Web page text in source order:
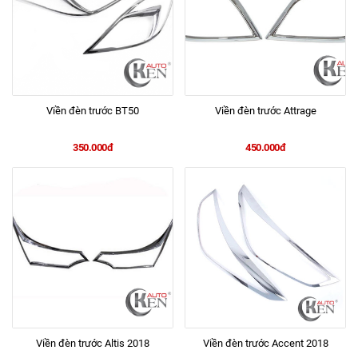
Viền đèn trước BT50
350.000đ
Viền đèn trước Attrage
450.000đ
Viền đèn trước Altis 2018 Viền đèn trước Accent 2018